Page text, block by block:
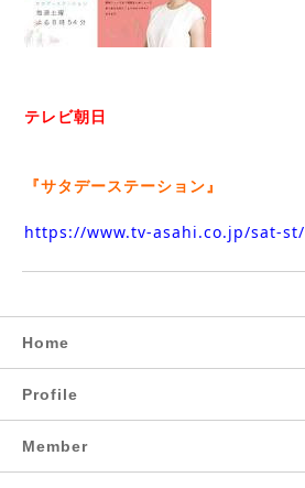
テレビ朝日
『サタデーステーション』
https://www.tv-asahi.co.jp/sat-st/
Home
Profile
Member